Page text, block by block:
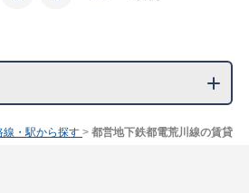
線・駅から探す > 都営地下鉄都電荒川線の賃貸